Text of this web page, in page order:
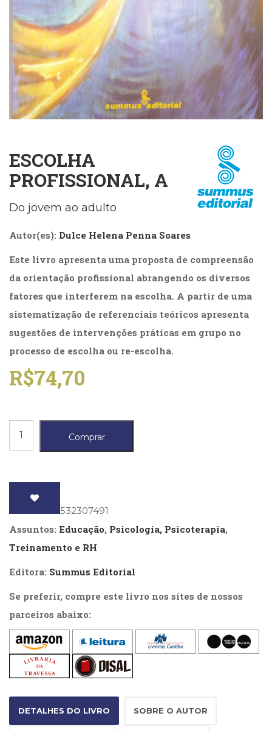
Cinema
(23)
Comportamento
(418)
Comunicação
(232)
Corpo
e
Movimento
Interior
(222)
Criatividade
Culinária,
(14)
Economia,
Negócios
(31)
Educação
Educação
Especial
(39)
(47)
Fonoaudiologia
Jornalismo
LGBTQIA+
(66)
Literatura
(11)
Literatura,
Ensaios
Obras
de
referência
(48)
PNL
(Programação
(41)
Psicodrama
(200)
ESCOLHA
PROFISSIONAL, A
Do jovem ao adulto
Autor(es): Dulce Helena Penna Soares
Este livro apresenta uma proposta de compreensão
da orientação profissional abrangendo os diversos
fatores que interferem na escolha. A partir de uma
sistematização de referenciais teóricos apresenta
sugestões de intervenções práticas em grupo no
processo de escolha ou re-escolha.
R$74,70
Escolha
quantidade
Comprar
: 9788532307491
Assuntos: Educação, Psicologia, Psicoterapia,
Treinamento e RH
Editora: Summus Editorial
Se preferir, compre este livro nos sites de nossos
parceiros abaixo:
DETALHES DO LIVRO SOBRE O AUTOR